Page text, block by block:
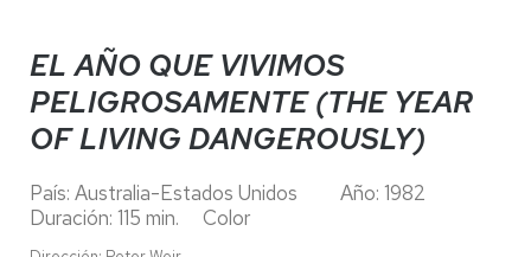
EL AÑO QUE VIVIMOS
PELIGROSAMENTE (THE YEAR
OF LIVING DANGEROUSLY)
País: Australia-Estados Unidos Año: 1982
Duración: 115 min. Color